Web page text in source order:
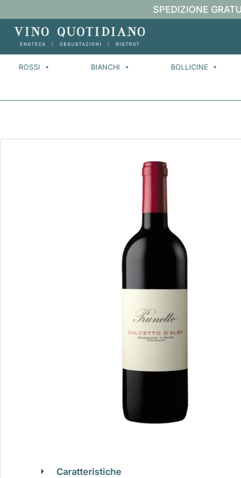
SPEDIZIONE
ROSSI BIANCHI BOLLICINE
Caratteristiche